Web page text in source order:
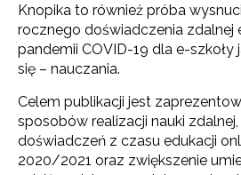
Knopika to również próba
rocznego doświadczenia zdalnej
pandemii COVID-19 dla e-
się – nauczania.
Celem publikacji jest
sposobów realizacji nauki
doświadczeń z czasu edukacji
2020/2021 oraz zwiększenie